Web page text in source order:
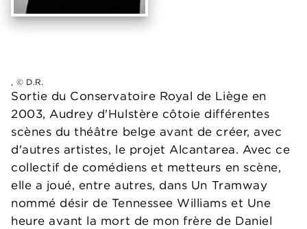
Sortie du Conservatoire Royal de Liège en
2003, Audrey d'Hulstère côtoie différentes
scènes du théâtre belge avant de créer, avec
d'autres artistes, le projet Alcantarea. Avec ce
collectif de comédiens et metteurs en scène,
elle a joué, entre autres, dans Un Tramway
nommé désir de Tennessee Williams et Une
heure avant la mort de mon frère de Daniel
, © D.R.